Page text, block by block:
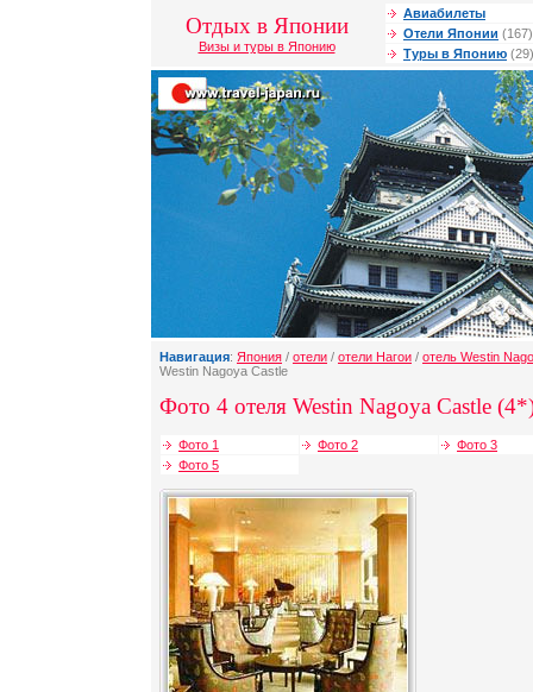
Отдых в Японии
Визы и туры в Японию
Авиабилеты
Отели Японии (167)
Туры в Японию (29)
Навигация: Япония / отели / отели Нагои / отель Westin
Westin Nagoya Castle
Фото 4 отеля Westin Nagoya Castle
Фото 1 Фото 2
Фото 3
Фото 5